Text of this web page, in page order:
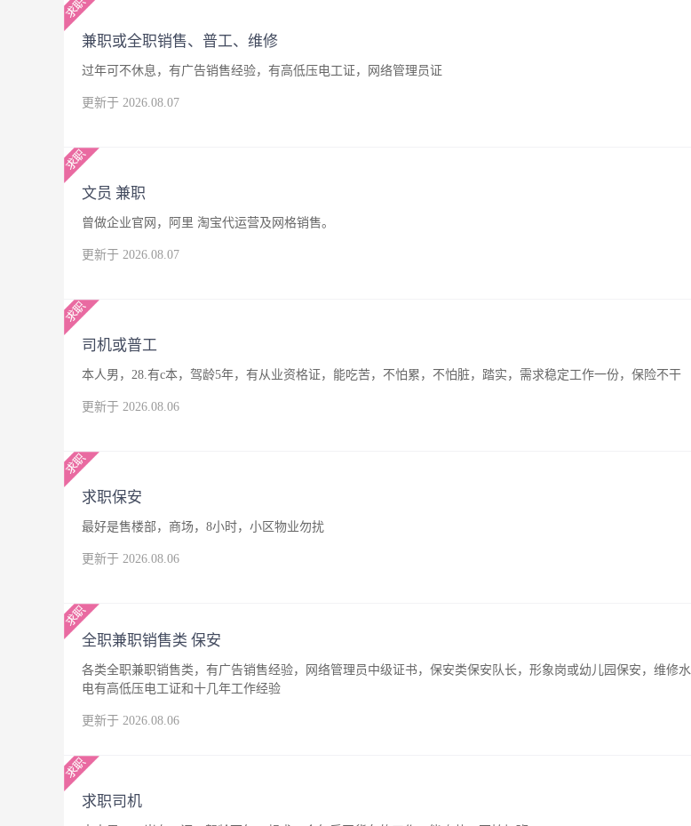
兼职或全职销售、普工、维修
过年可不休息，有广告销售经验，有高低压电工证，网络管理员证
更新于 2026.08.07
文员 兼职
曾做企业官网，阿里 淘宝代运营及网格销售。
更新于 2026.08.07
司机或普工
本人男，28.有c本，驾龄5年，有从业资格证，能吃苦，不怕累，不怕脏，踏实，需求稳定工作一份，保险不干
更新于 2026.08.06
求职保安
最好是售楼部，商场，8小时，小区物业勿扰
更新于 2026.08.06
全职兼职销售类 保安
各类全职兼职销售类，有广告销售经验，网络管理员中级证书，保安类保安队长，形象岗或幼儿园保安，维修水
电有高低压电工证和十几年工作经验
更新于 2026.08.06
求职司机